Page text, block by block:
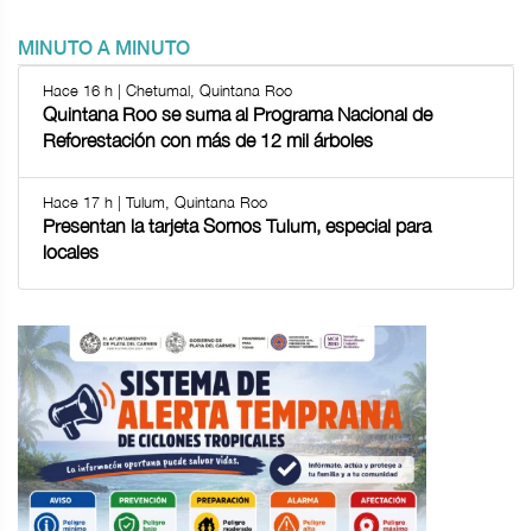
MINUTO A MINUTO
Hace 16 h | Chetumal, Quintana Roo
Quintana Roo se suma al Programa Nacional de
Reforestación con más de 12 mil árboles
Hace 17 h | Tulum, Quintana Roo
Presentan la tarjeta Somos Tulum, especial para
locales